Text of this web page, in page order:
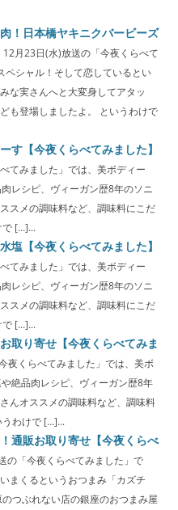
！日本橋ヤキニクバービーズ
12月23日(水)放送の「今夜くらべて
ペシャル！そして恋しているとい
な実さんへと大変身してアタッ
も登場しましたよ。 というわけで
す【今夜くらべてみました】
てみました」では、美ボディー
レシピ、ヴィーガン歴8年のソニ
スメの調味料など、調味料にこだ
で […]...
塩【今夜くらべてみました】
てみました」では、美ボディー
レシピ、ヴィーガン歴8年のソニ
スメの調味料など、調味料にこだ
で […]...
取り寄せ【今夜くらべてみま
夜くらべてみました」では、美ボ
絶品肉レシピ、ヴィーガン歴8年
んオススメの調味料など、調味料
うわけで […]...
通販お取り寄せ【今夜くらべ
の「今夜くらべてみました」で
まくるというおつまみ「カズチ
つぶれない店の銀座のおつまみ屋